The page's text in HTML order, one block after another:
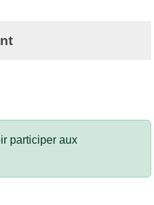
participer aux